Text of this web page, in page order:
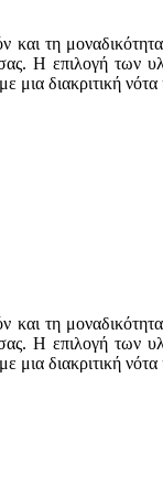
τη
Η επιλογή των
μια διακριτική
τη
Η επιλογή των
μια διακριτική